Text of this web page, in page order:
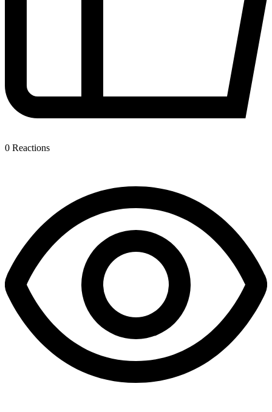
0 Reactions